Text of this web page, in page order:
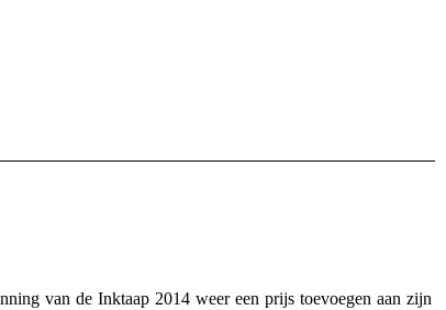
van de Inktaap 2014 weer een prijs toevoegen aan zijn